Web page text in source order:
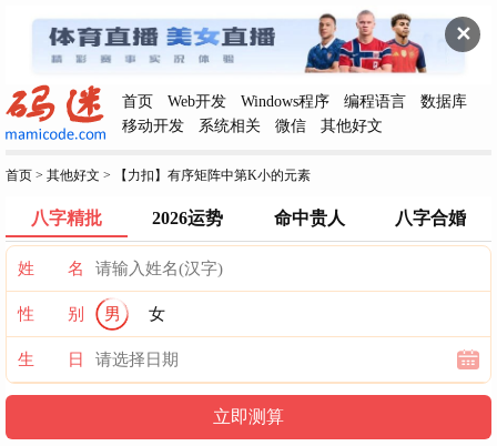
✕
首页 Web开发 Windows程序 编程语言
数据库
移动开发
系统相关 微信 其他好文
首页 > 其他好文 > 【力扣】有序矩阵中第K小的元素
八字精批 2026运势 命中贵人 八字合婚
姓 名
性 别 男 女
生 日